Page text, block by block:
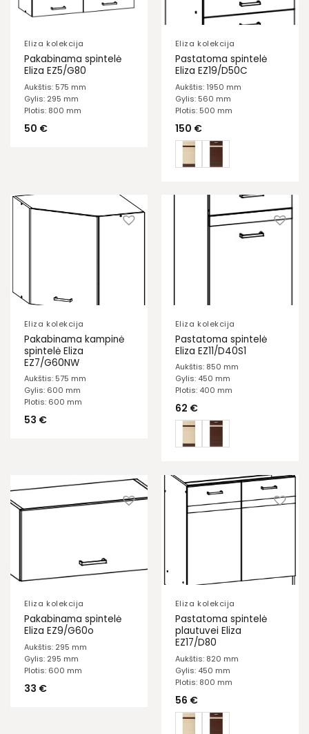
Eliza kolekcija
Pakabinama spintelė
Eliza EZ5/G80
Aukštis: 575 mm
Gylis: 295 mm
Plotis: 800 mm
50 €
Eliza kolekcija
Pastatoma spintelė
Eliza EZ19/D50C
Aukštis: 1950 mm
Gylis: 560 mm
Plotis: 500 mm
150 €
Eliza kolekcija
Pakabinama kampinė
spintelė Eliza
EZ7/G60NW
Aukštis: 575 mm
Gylis: 600 mm
Plotis: 600 mm
53 €
Eliza kolekcija
Pastatoma spintelė
Eliza EZ11/D40S1
Aukštis: 850 mm
Gylis: 450 mm
Plotis: 400 mm
62 €
Eliza kolekcija
Pakabinama spintelė
Eliza EZ9/G60o
Aukštis: 295 mm
Gylis: 295 mm
Plotis: 600 mm
33 €
Eliza kolekcija
Pastatoma spintelė
plautuvei Eliza
EZ17/D80
Aukštis: 820 mm
Gylis: 450 mm
Plotis: 800 mm
56 €